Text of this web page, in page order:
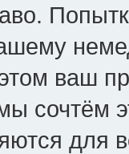
ваш
сочтём
для